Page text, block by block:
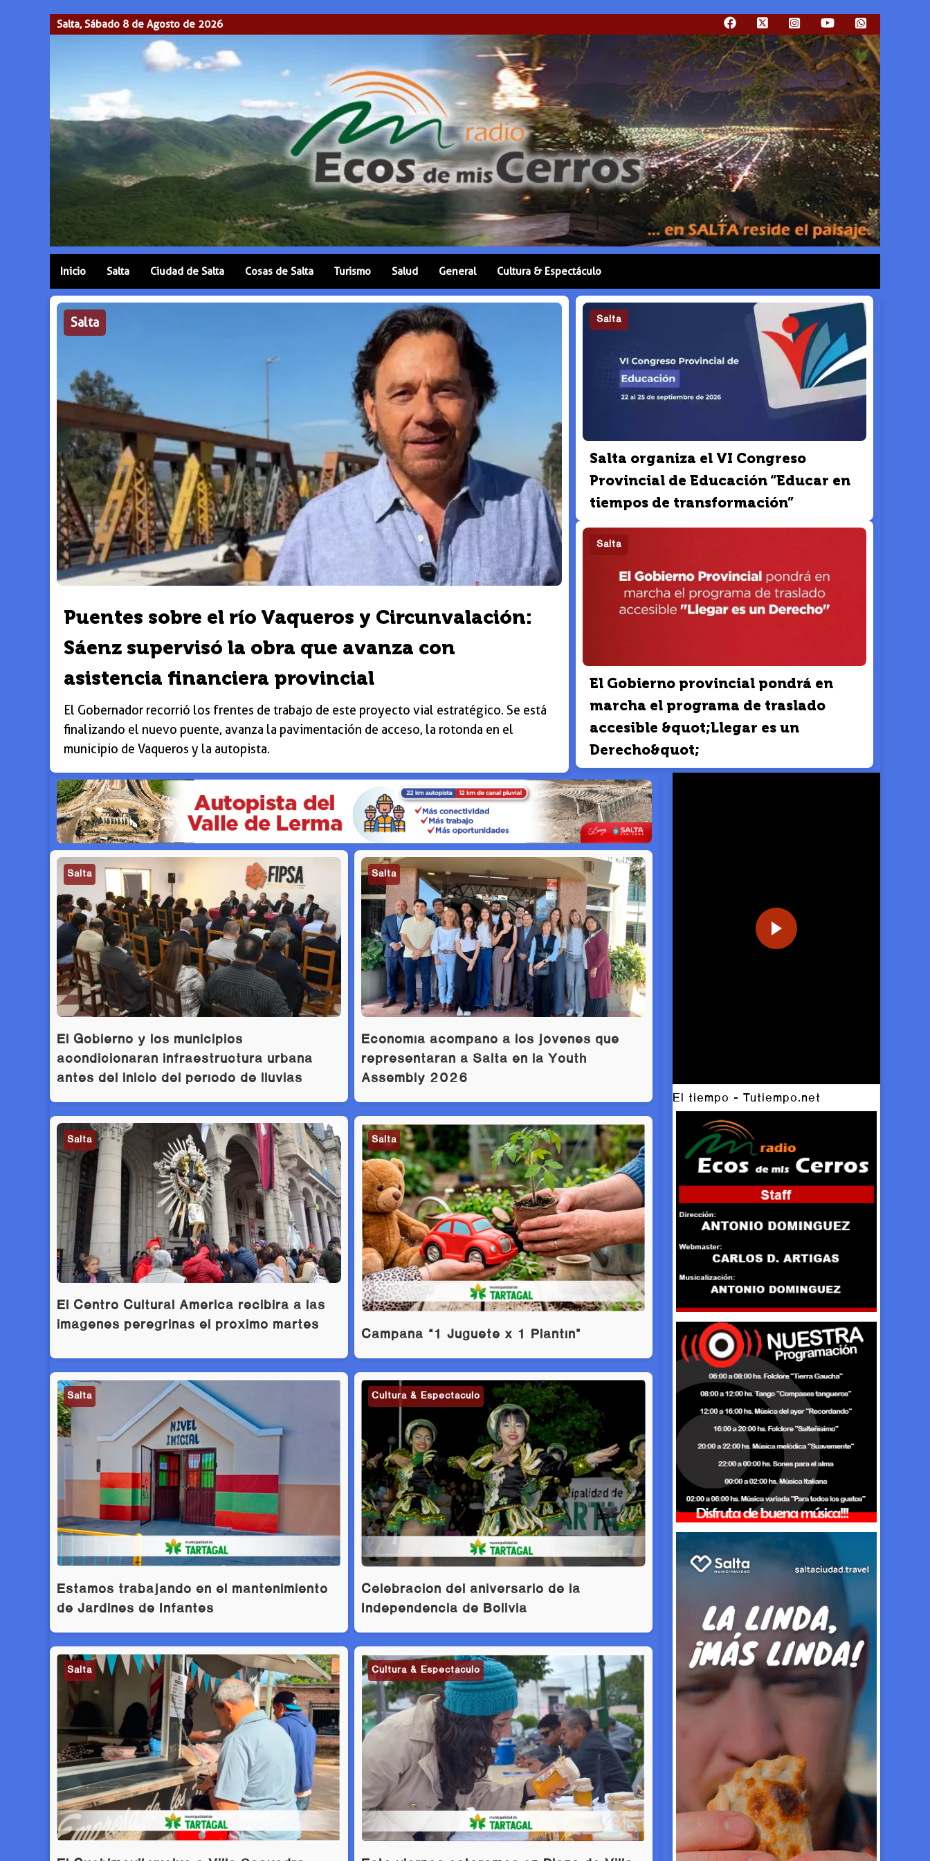
Salta, Sábado 8 de Agosto de 2026
Inicio Salta Ciudad de Salta Cosas de Salta Turismo Salud General Cultura & Espectáculo
Salta
Puentes sobre el río Vaqueros y Circunvalación:
Sáenz supervisó la obra que avanza con
asistencia financiera provincial
El Gobernador recorrió los frentes de trabajo de este proyecto vial estratégico. Se está
finalizando el nuevo puente, avanza la pavimentación de acceso, la rotonda en el
municipio de Vaqueros y la autopista.
Salta
Salta organiza el VI Congreso
Provincial de Educación “Educar en
tiempos de transformación”
Salta
El Gobierno provincial pondrá en
marcha el programa de traslado
accesible &quot;Llegar es un
Derecho&quot;
Salta
El Gobierno y los municipios
acondicionarán infraestructura urbana
antes del inicio del período de lluvias
Salta
Economía acompañó a los jóvenes que
representarán a Salta en la Youth
Assembly 2026
Salta
El Centro Cultural América recibirá a las
imágenes peregrinas el próximo martes
Salta
Campaña “1 Juguete x 1 Plantín”
Salta
Estamos trabajando en el mantenimiento
de Jardines de Infantes
Cultura & Espectáculo
Celebración del aniversario de la
Independencia de Bolivia
Salta Cultura & Espectáculo
El tiempo - Tutiempo.net